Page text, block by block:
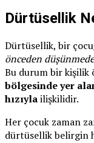
Dürtüsellik
Dürtüsellik, bir
önceden
Bu durum bir
bölgesinde yer
hızıylailişkilidir.
Her çocuk zaman
dürtüsellik belirgin